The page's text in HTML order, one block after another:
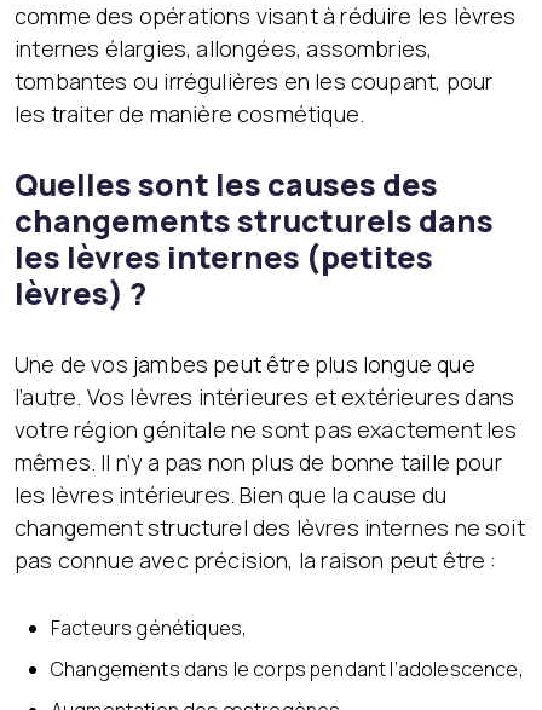
comme des opérations visant à réduire les lèvres
internes élargies, allongées, assombries,
tombantes ou irrégulières en les coupant, pour
les traiter de manière cosmétique.
Quelles sont les causes des
changements structurels dans
les lèvres internes (petites
lèvres) ?
Une de vos jambes peut être plus longue que
l’autre. Vos lèvres intérieures et extérieures dans
votre région génitale ne sont pas exactement les
mêmes. Il n’y a pas non plus de bonne taille pour
les lèvres intérieures. Bien que la cause du
changement structurel des lèvres internes ne soit
pas connue avec précision, la raison peut être :
Facteurs génétiques,
Changements dans le corps pendant l’adolescence,